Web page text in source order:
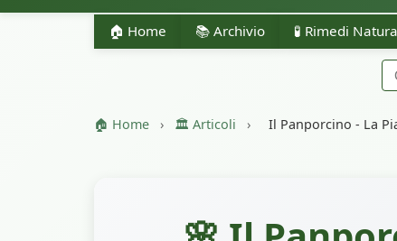
🏠 Home 📚 Archivio 🧪 Rimedi
🏠 Home › 🏛️ Articoli › Il Panporcino - La